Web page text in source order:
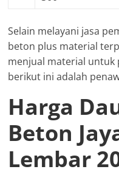
Selain melayani jasa
beton plus material
menjual material untuk
berikut ini adalah
Harga
Beton
Lembar